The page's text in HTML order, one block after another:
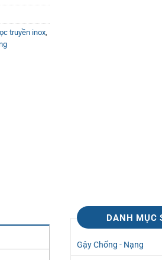
truyền inox,
DANH MỤC
Gậy Chống - Nạng